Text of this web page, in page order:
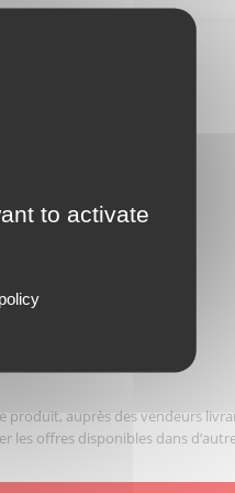
auprès des vendeurs
offres disponibles dans
to activate